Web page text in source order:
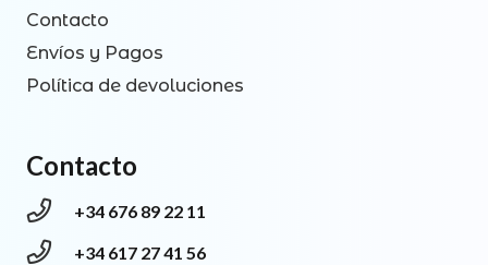
Contacto
Envíos y Pagos
Política de devoluciones
Contacto
+34 676 89 22 11
+34 617 27 41 56